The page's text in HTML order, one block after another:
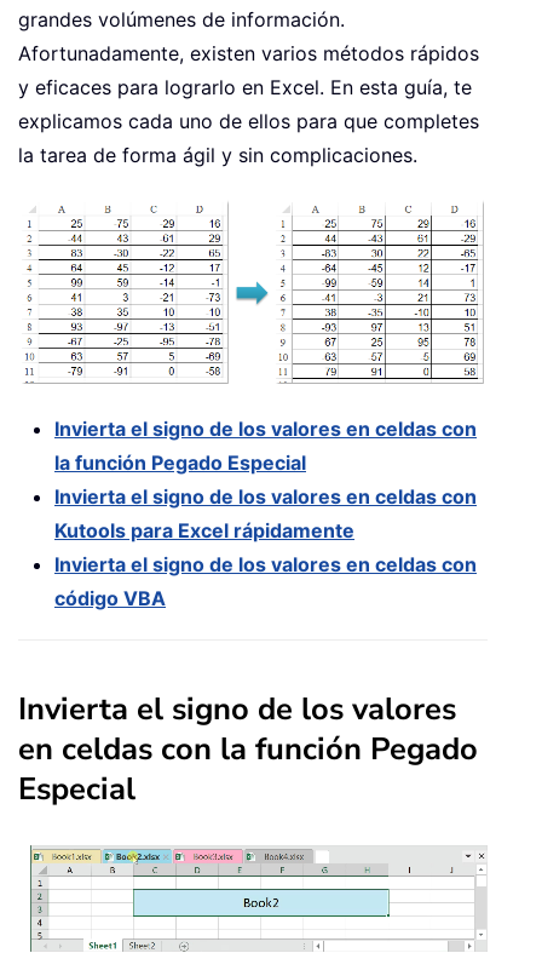
grandes volúmenes de información.
Afortunadamente, existen varios métodos rápidos
y eficaces para lograrlo en Excel. En esta guía, te
explicamos cada uno de ellos para que completes
la tarea de forma ágil y sin complicaciones.
Invierta el signo de los valores en celdas con
la función Pegado Especial
Invierta el signo de los valores en celdas con
Kutools para Excel rápidamente
Invierta el signo de los valores en celdas con
código VBA
Invierta el signo de los valores
en celdas con la función Pegado
Especial